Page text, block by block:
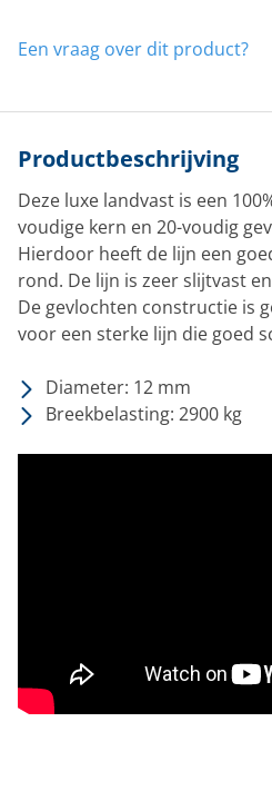
Een vraag over dit product?
Productbeschrijving
Deze luxe landvast is een
voudige kern en 20-voudig
Hierdoor heeft de lijn een
rond. De lijn is zeer slijtvast
De gevlochten constructie is
voor een sterke lijn die goed
Diameter: 12 mm
Breekbelasting: 2900 kg